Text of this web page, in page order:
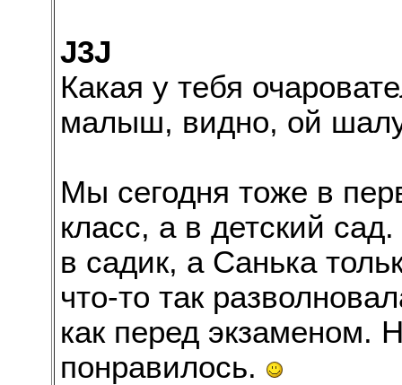
J3J
Какая у тебя
малыш, видно, ой
Мы сегодня тоже в
класс, а в детский
в садик, а Санька
что-то так
как перед экзаменом.
понравилось.